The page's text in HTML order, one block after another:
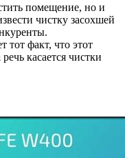
помещение, но и
чистку засохшей
тот факт, что этот
касается чистки